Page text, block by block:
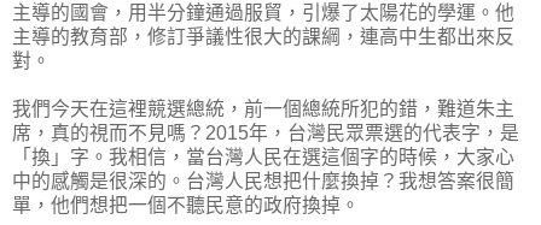
主導的國會，用半分鐘通過服貿，引爆了太陽花的學運。他
主導的教育部，修訂爭議性很大的課綱，連高中生都出來反
對。
我們今天在這裡競選總統，前一個總統所犯的錯，難道朱主
席，真的視而不見嗎？2015年，台灣民眾票選的代表字，是
「換」字。我相信，當台灣人民在選這個字的時候，大家心
中的感觸是很深的。台灣人民想把什麼換掉？我想答案很簡
單，他們想把一個不聽民意的政府換掉。